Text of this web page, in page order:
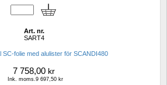
Art. nr.
SART4
SC-folie med alulister för SCANDI480
7 758,00 kr
Ink. moms.9 697,50 kr